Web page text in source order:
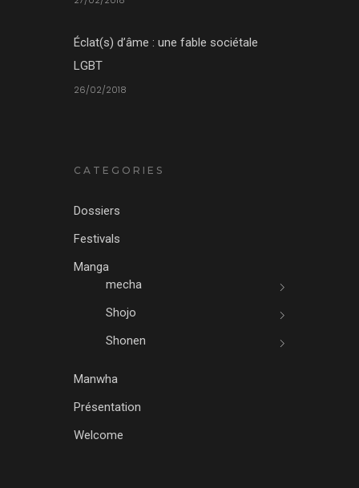
Éclat(s) d’âme : une fable sociétale
LGBT
26/02/2018
CATEGORIES
Dossiers
Festivals
Manga
mecha
Shojo
Shonen
Manwha
Présentation
Welcome